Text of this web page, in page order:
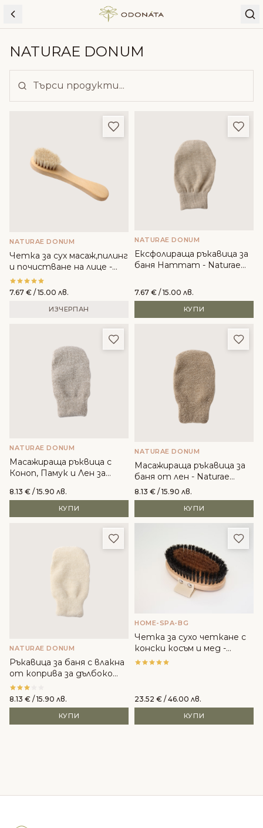
Skip to content
NATURAE DONUM
Добави в любими
NATURAE DONUM
Четка за сух масаж,пилинг
и почистване на лице -
Home SPA
7.67 € / 15.00 лв.
ИЗЧЕРПАН
NATURAE DONUM
Ексфолираща ръкавица за
баня Hammam - Naturae
7.67 € / 15.00 лв.
КУПИ
Добави в любими
NATURAE DONUM
Масажираща ръквица с
Коноп, Памук и Лен за
Donum
8.13 € / 15.90 лв.
КУПИ
NATURAE DONUM
Масажираща ръкавица за
баня от лен - Naturae
Donut
8.13 € / 15.90 лв.
КУПИ
Добави в любими
NATURAE DONUM
Ръкавица за баня с влакна
от коприва за дълбоко
почистващо действие -
Naturae Donum
8.13 € / 15.90 лв.
КУПИ
HOME-SPA-BG
Четка за сухо четкане с
конски косъм и мед -
HomeSpa
23.52 € / 46.00 лв.
КУПИ